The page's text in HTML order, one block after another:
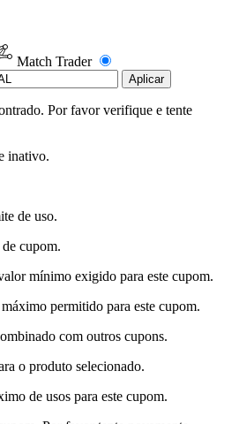
Match Trader
Aplicar
Por favor verifique e tente
inativo.
de uso.
cupom.
mínimo exigido para este cupom.
permitido para este cupom.
com outros cupons.
o produto selecionado.
de usos para este cupom.